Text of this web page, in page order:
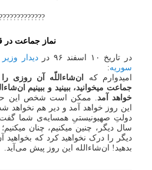
نماز جماعت
در تاریخ ۱۰ اسفند ۹۶ در
دیدار
سوریه:
امیدوارم که
ان‌شاءاللّه آن روزی
جماعت میخوانید، ببینید و ببینیم
خواهد آمد. ممکن است شخص این حقیر
این روز خواهد آمد و دیر هم نخواهد
دیگر را درک نخواهید کرد که بخواهید
بدهید! ان‌شاءالله این روز پیش می‌آید.